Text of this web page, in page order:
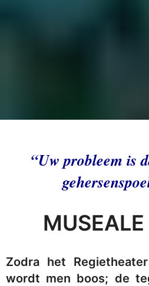
“Uw probleem is
Zodra het
wordt men boos; de